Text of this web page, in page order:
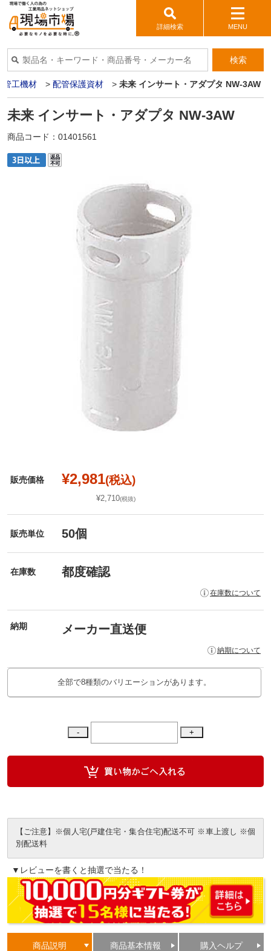
詳細検索 MENU
検索
管工機材 > 配管保護資材 > 未来 インサート・アダプタ NW-3AW
未来 インサート・アダプタ NW-3AW
商品コード： 01401561
販売価格 ¥2,981(税込)
¥2,710(税抜)
販売単位 50個
在庫数 都度確認
在庫数について
納期 メーカー直送便
納期について
全部で8種類のバリエーションがあります。
【ご注意】※個人宅(戸建住宅・集合住宅)配送不可 ※車上渡し ※個
別配送料
▼レビューを書くと抽選で当たる！
商品説明 商品基本情報 購入ヘルプ